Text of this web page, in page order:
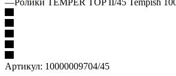
Артикул: 10000009704/45